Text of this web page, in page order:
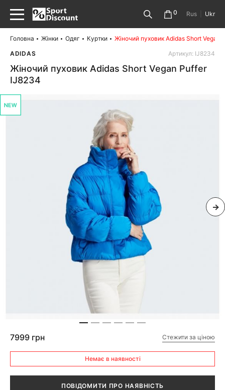
0 Rus Ukr
Головна Жінки Одяг Куртки
Жіночий пуховик Adidas Short Vegan
ADIDAS
Артикул: IJ8234
Жіночий пуховик Adidas Short Vegan Puffer
IJ8234
7999 грн Стежити за ціною
Немає в наявності
ПОВІДОМИТИ ПРО НАЯВНІСТЬ